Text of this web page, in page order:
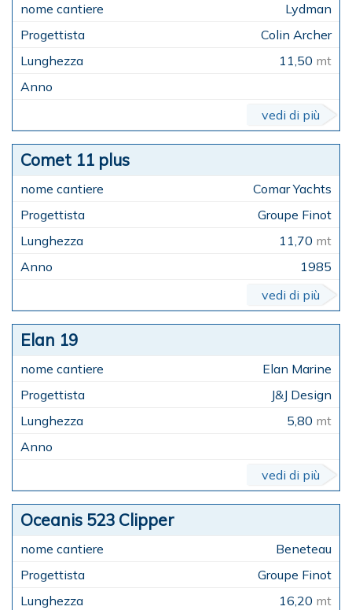
Lydman
Colin Archer
11,50 mt
vedi di più
Comet 11 plus
Comar Yachts
Groupe Finot
11,70 mt
1985
vedi di più
Elan 19
Elan Marine
J&J Design
5,80 mt
vedi di più
Oceanis 523 Clipper
Beneteau
Groupe Finot
16,20 mt